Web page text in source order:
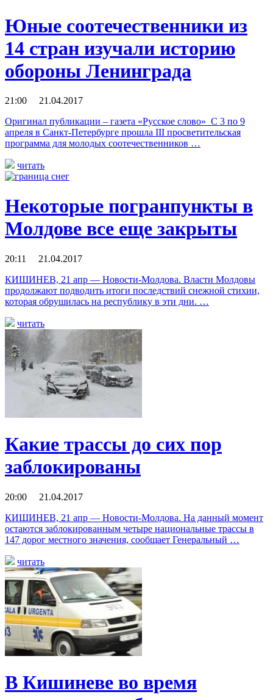
Юные соотечественники из
14 стран изучали историю
обороны Ленинграда
21:00 21.04.2017
Оригинал публикации – газета «Русское слово» C 3 по 9
апреля в Санкт-Петербурге прошла III просветительская
программа для молодых соотечественников …
читать
Некоторые погранпункты в
Молдове все еще закрыты
20:11 21.04.2017
КИШИНЕВ, 21 апр — Новости-Молдова. Власти Молдовы
продолжают подводить итоги последствий снежной стихии,
которая обрушилась на республику в эти дни. …
читать
Какие трассы до сих пор
заблокированы
20:00 21.04.2017
КИШИНЕВ, 21 апр — Новости-Молдова. На данный момент
остаются заблокированным четыре национальные трассы в
147 дорог местного значения, сообщает Генеральный …
читать
В Кишиневе во время